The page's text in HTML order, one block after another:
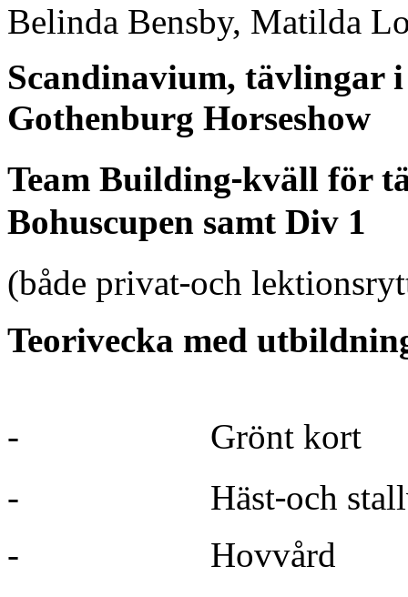
Belinda Bensby, Matilda
Scandinavium, tävlingar
Gothenburg Horseshow
Team Building‐kväll för
Bohuscupen samt Div 1
(både privat‐och
Teorivecka med
-
Grönt kort
-
Häst‐och
-
Hovvård